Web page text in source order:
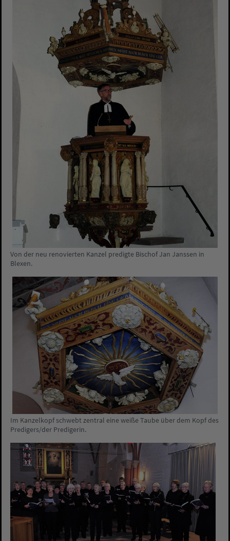
Von der neu renovierten Kanzel predigte Bischof Jan Janssen in
Blexen.
Im Kanzelkopf schwebt zentral eine weiße Taube über dem Kopf des
Predigers/der Predigerin.